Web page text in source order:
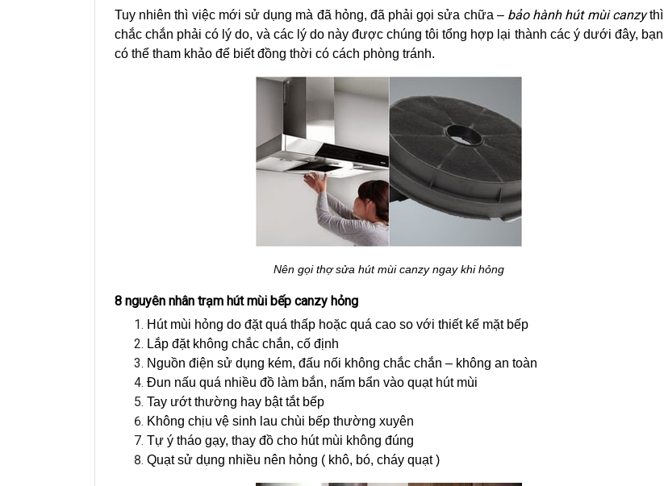
Tuy nhiên thì việc mới sử dụng mà đã hỏng, đã phải gọi sửa chữa – bảo hành hút mùi canzythì
chắc chắn phải có lý do, và các lý do này được chúng tôi tổng hợp lại thành các ý dưới đây, bạn
có thể tham khảo để biết đồng thời có cách phòng tránh.
Nên gọi thợ sửa hút mùi canzy ngay khi hỏng
8 nguyên nhân trạm hút mùi bếp canzy hỏng
Hút mùi hỏng do đặt quá thấp hoặc quá cao so với thiết kế mặt bếp
Lắp đặt không chắc chắn, cố định
Nguồn điện sử dụng kém, đấu nối không chắc chắn – không an toàn
Đun nấu quá nhiều đồ làm bắn, nấm bẩn vào quạt hút mùi
Tay ướt thường hay bật tắt bếp
Không chịu vệ sinh lau chùi bếp thường xuyên
Tự ý tháo gạy, thay đồ cho hút mùi không đúng
Quạt sử dụng nhiều nên hỏng ( khô, bó, cháy quạt )